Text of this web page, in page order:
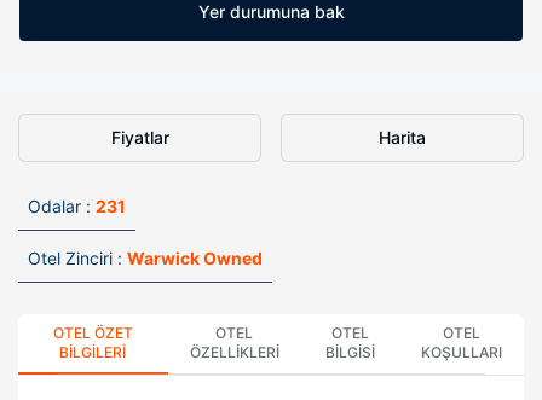
Yer durumuna bak
Fiyatlar Harita
Odalar : 231
Otel Zinciri : Warwick Owned
OTEL ÖZET
BILGILERI
OTEL
ÖZELLIKLERI
OTEL
BILGISI
OTEL
KOŞULLARI